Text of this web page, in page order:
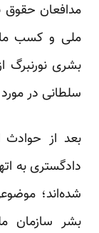
مدافعان حقوق
ملی و کسب
بشری نورنبرگ
سلطانی در
دادگستری به
شده‌اند؛
بشر سازمان